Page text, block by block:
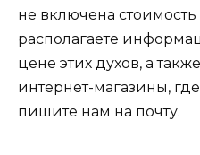
не включена
располагаете
цене этих духов, а
интернет-магазины,
пишите нам на почту.